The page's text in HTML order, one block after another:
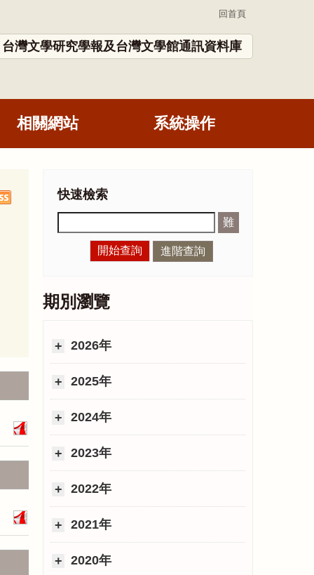
回首頁
台灣文學研究學報及台灣文學館通訊資料庫
相關網站 系統操作
快速檢索
難
開始查詢 進階查詢
期別瀏覽
2026年
2025年
2024年
2023年
2022年
2021年
2020年